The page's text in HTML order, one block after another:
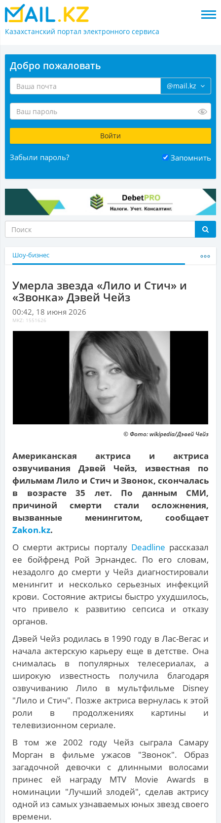
Казахстанский портал электронного сервиса
Добро пожаловать
@mail.kz
Забыли пароль? Запомнить
Шоу-бизнес
Умерла звезда «Лило и Стич» и
«Звонка» Дэвей Чейз
00:42, 18 июня 2026
MKZ: 1551626
© Фото: wikipedia/Дэвей Чейз
Американская актриса и актриса
озвучивания Дэвей Чейз, известная по
фильмам Лило и Стич и Звонок, скончалась
в возрасте 35 лет. По данным СМИ,
причиной смерти стали осложнения,
вызванные менингитом, сообщает
Zakon.kz.
О смерти актрисы порталу Deadline рассказал
ее бойфренд Рой Эрнандес. По его словам,
незадолго до смерти у Чейз диагностировали
менингит и несколько серьезных инфекций
крови. Состояние актрисы быстро ухудшилось,
что привело к развитию сепсиса и отказу
органов.
Дэвей Чейз родилась в 1990 году в Лас-Вегас и
начала актерскую карьеру еще в детстве. Она
снималась в популярных телесериалах, а
широкую известность получила благодаря
озвучиванию Лило в мультфильме Disney
"Лило и Стич". Позже актриса вернулась к этой
роли в продолжениях картины и
телевизионном сериале.
В том же 2002 году Чейз сыграла Самару
Морган в фильме ужасов "Звонок". Образ
загадочной девочки с длинными волосами
принес ей награду MTV Movie Awards в
номинации "Лучший злодей", сделав актрису
одной из самых узнаваемых юных звезд своего
времени.